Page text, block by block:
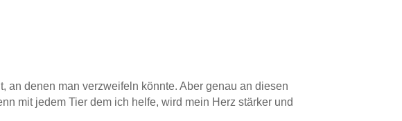
an denen man verzweifeln könnte. Aber genau an diesen
mit jedem Tier dem ich helfe, wird mein Herz stärker und